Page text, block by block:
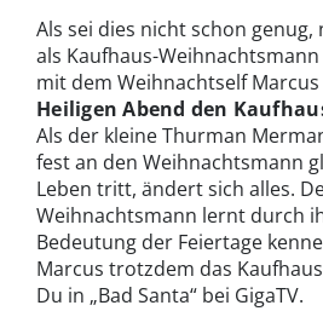
Als sei dies nicht schon genug,
als Kaufhaus-
mit dem Weihnachtself Marcus
Heiligen Abend den
Als der kleine Thurman
fest an den Weihnachtsmann
Leben tritt, ändert sich alles.
Weihnachtsmann lernt durch
Bedeutung der Feiertage
Marcus trotzdem das
Du in „Bad Santa“ bei GigaTV.